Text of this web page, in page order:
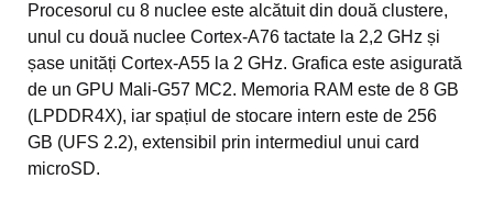
Procesorul cu 8 nuclee este alcătuit din două clustere,
unul cu două nuclee Cortex-A76 tactate la 2,2 GHz și
șase unități Cortex-A55 la 2 GHz. Grafica este asigurată
de un GPU Mali-G57 MC2. Memoria RAM este de 8 GB
(LPDDR4X), iar spațiul de stocare intern este de 256
GB (UFS 2.2), extensibil prin intermediul unui card
microSD.